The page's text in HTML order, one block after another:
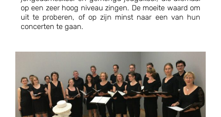
op een zeer hoog niveau zingen. De moeite waard om
uit te proberen, of op zijn minst naar een van hun
concerten te gaan.